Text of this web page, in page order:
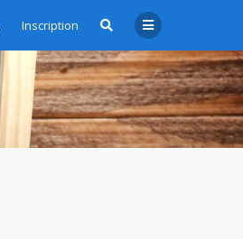
Inscription